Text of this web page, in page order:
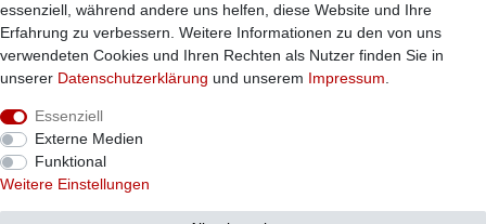
Infos
Zahlung / Versand
Individuelle Anfertigung
Bestellung widerrufen
essenziell, während andere uns helfen, diese Website und Ihre
Erfahrung zu verbessern. Weitere Informationen zu den von uns
verwendeten Cookies und Ihren Rechten als Nutzer finden Sie in
unserer Daten­schutz­erklärung und unserem Impressum
Essenziell
Externe Medien
Funktional
Weitere Einstellungen